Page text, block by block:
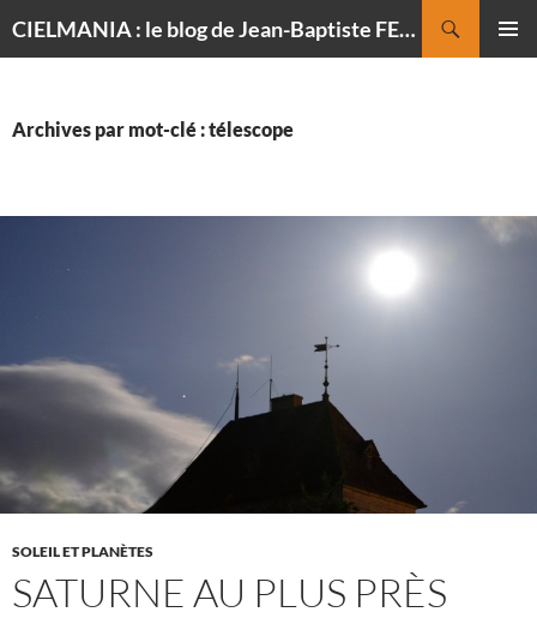
CIELMANIA : le blog de Jean-Baptiste FELDMANN, photographe du ciel
Archives par mot-clé : télescope
SOLEIL ET PLANÈTES
SATURNE AU PLUS PRÈS